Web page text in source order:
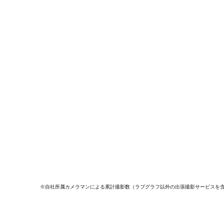
※自社所属カメラマンによる累計撮影数（ラブグラフ以外の出張撮影サービスを